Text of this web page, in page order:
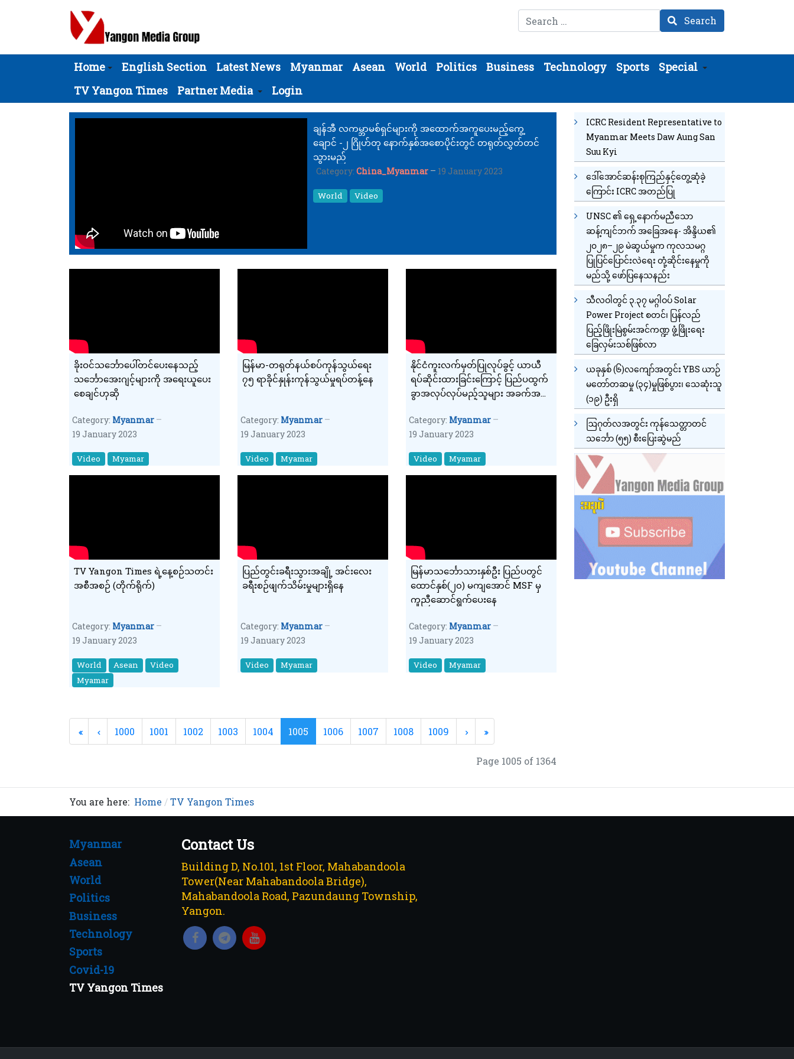
Search Search
Home English Section Latest News Myanmar Asean World Politics Business Technology Sports
Special
TV Yangon Times
Partner Media Login
ချန်အီ လကမ္ဘာမစ်ရှင်များကို အထောက်အကူပေးမည့်ကွေ့
ချောင် -၂ ဂြိုဟ်တု နောက်နှစ်အစောပိုင်းတွင် တရုတ်လွှတ်တင်
သွားမည်
Category: China_Myanmar 19 January 2023
World Video
ခိုးဝင်သင်္ဘောပေါ်တင်ပေးနေသည့်
သင်္ဘောအေးဂျင့်များကို အရေးယူပေး
စေချင်ဟုဆို
Category: Myanmar
19 January 2023
Video Myamar
မြန်မာ-တရုတ်နယ်စပ်ကုန်သွယ်ရေး
၇၅ ရာခိုင်နှုန်းကုန်သွယ်မှုရပ်တန့်နေ
Category: Myanmar
19 January 2023
Video Myamar
နိုင်ငံကူးလက်မှတ်ပြုလုပ်ခွင့် ယာယီ
ရပ်ဆိုင်းထားခြင်းကြောင့် ပြည်ပထွက်
ခွာအလုပ်လုပ်မည့်သူများ အခက်အခဲ
Category: Myanmar
19 January 2023
Video Myamar
TV Yangon Times ရဲ့နေ့စဉ်သတင်း
အစီအစဉ် (တိုက်ရိုက်)
Category: Myanmar
19 January 2023
World Asean
Video
Myamar
ပြည်တွင်းခရီးသွားအချို့ အင်းလေး
ခရီးစဉ်ဖျက်သိမ်းမှုများရှိနေ
Category: Myanmar
19 January 2023
Video Myamar
မြန်မာသင်္ဘောသားနှစ်ဦး ပြည်ပတွင်
ထောင်နှစ်(၂၀) မကျအောင် MSF မှ
ကူညီဆောင်ရွက်ပေးနေ
Category: Myanmar
19 January 2023
Video Myamar
1000 1001 1002 1003 1004 1005 1006 1007 1008 1009
Page 1005 of 1364
ICRC Resident Representative to
Myanmar Meets Daw Aung San
Suu Kyi
ဒေါ်အောင်ဆန်းစုကြည်နှင့်တွေ့ဆုံခဲ့
ကြောင်း ICRC အတည်ပြု
UNSC ၏ ရှေ့နောက်မညီသော
ဆန့်ကျင်ဘက် အခြေအနေ- အိန္ဒိယ၏
၂၀၂၈–၂၉ မဲဆွယ်မှုက ကုလသမဂ္ဂ
ပြုပြင်ပြောင်းလဲရေး တုံ့ဆိုင်းနေမှုကို
မည်သို့ ဖော်ပြနေသနည်း
သီလဝါတွင် ၃.၃၇ မဂ္ဂါဝပ် Solar
Power Project စတင်၊ ပြန်လည်
ပြည့်ဖြိုးမြဲစွမ်းအင်ကဏ္ဍ ဖွံ့ဖြိုးရေး
ခြေလှမ်းသစ်ဖြစ်လာ
ယခုနှစ် (၆)လကျော်အတွင်း YBS ယာဉ်
မတော်တဆမှု (၃၄)မှုဖြစ်ပွား၊ သေဆုံးသူ
(၁၉) ဦးရှိ
ဩဂုတ်လအတွင်း ကုန်သေတ္တာတင်
သင်္ဘော (၅၅) စီးပြေးဆွဲမည်
You are here: Home TV Yangon Times
Myanmar
Asean
World
Politics
Business
Technology
Sports
Covid-19
TV Yangon Times
Contact Us
Building D, No.101, 1st Floor, Mahabandoola
Tower(Near Mahabandoola Bridge),
Mahabandoola Road, Pazundaung Township,
Yangon.